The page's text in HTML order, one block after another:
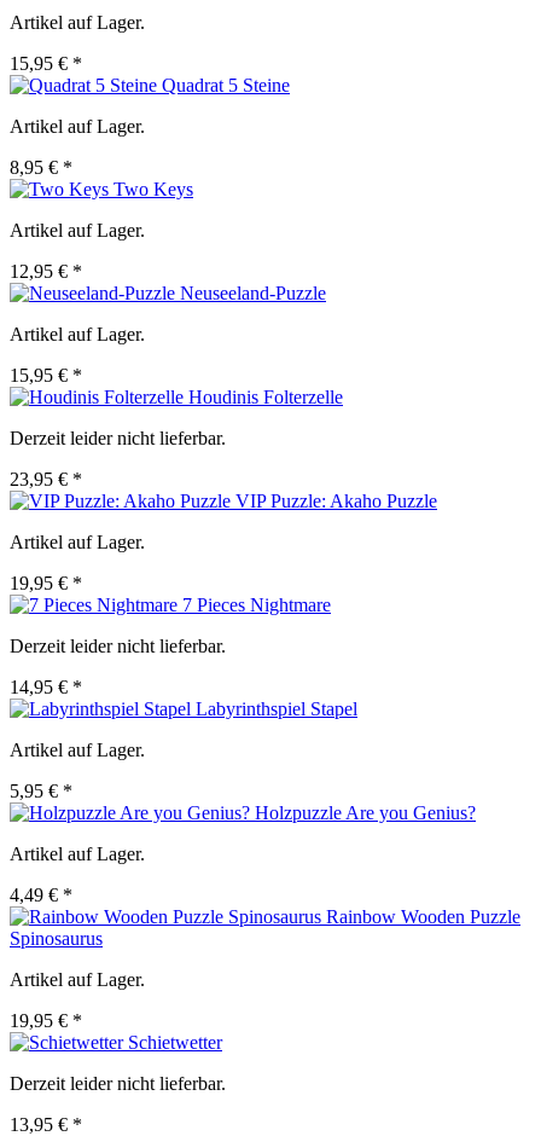
Artikel auf Lager.
15,95 € *
Quadrat 5 Steine
Artikel auf Lager.
8,95 € *
Two Keys
Artikel auf Lager.
12,95 € *
Neuseeland-Puzzle
Artikel auf Lager.
15,95 € *
Houdinis Folterzelle
Derzeit leider nicht lieferbar.
23,95 € *
VIP Puzzle: Akaho Puzzle
Artikel auf Lager.
19,95 € *
7 Pieces Nightmare
Derzeit leider nicht lieferbar.
14,95 € *
Labyrinthspiel Stapel
Artikel auf Lager.
5,95 € *
Holzpuzzle Are you Genius?
Artikel auf Lager.
4,49 € *
Rainbow Wooden Puzzle
Spinosaurus
Artikel auf Lager.
19,95 € *
Schietwetter
Derzeit leider nicht lieferbar.
13,95 € *